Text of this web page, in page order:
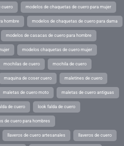
cuero modelos de chaquetas de cuero para mujer
hombre modelos de chaquetas de cuero para dama
modelos de casacas de cuero para hombre
modelos chaquetas de cuero mujer
mochilas de cuero mochila de cuero
maquina de coser cuero maletines de cuero
maletas de cuero moto maletas de cuero antiguas
de cuero look falda de cuero
de cuero para hombres
llaveros de cuero artesanales llaveros de cuero